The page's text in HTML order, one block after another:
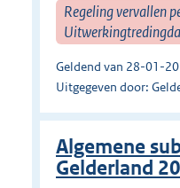
Regeling vervallen
Geldend van 28-01-
Uitgegeven door:
Algemene
Gelderland